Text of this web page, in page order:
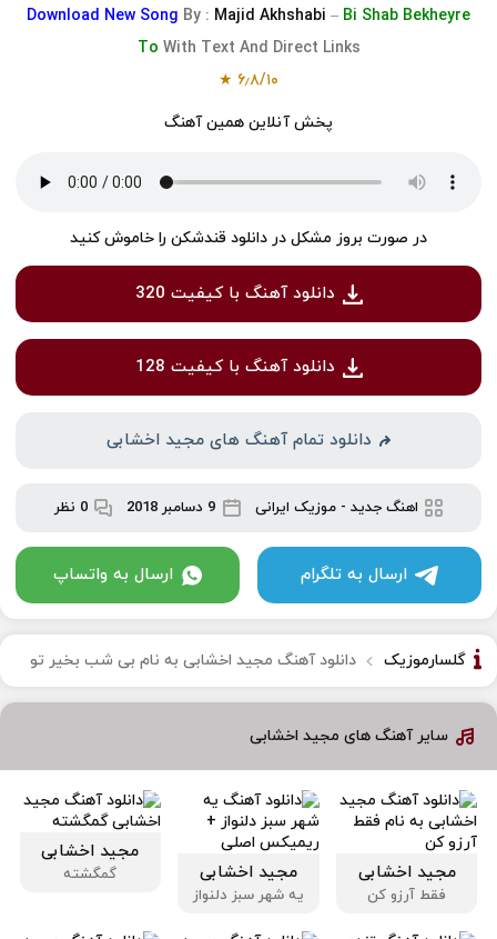
Download New Song By : Majid Akhshabi – Bi Shab Bekheyre
To With Text And Direct Links
۶٫۸/۱۰
★
پخش آنلاین همین آهنگ
در صورت بروز مشکل در دانلود قندشکن را خاموش کنید
دانلود آهنگ با کیفیت 320
دانلود آهنگ با کیفیت 128
دانلود تمام آهنگ های مجید اخشابی
اهنگ جدید -موزیک ایرانی 9 دسامبر 2018 0 نظر
ارسال به تلگرام ارسال به واتساپ
گلسارموزیک دانلود آهنگ مجید اخشابی به نام بی شب بخیر تو
سایر آهنگ های مجید اخشابی
مجید اخشابی
فقط آرزو کن
مجید اخشابی
یه شهر سبز دلنواز
مجید اخشابی
گمگشته